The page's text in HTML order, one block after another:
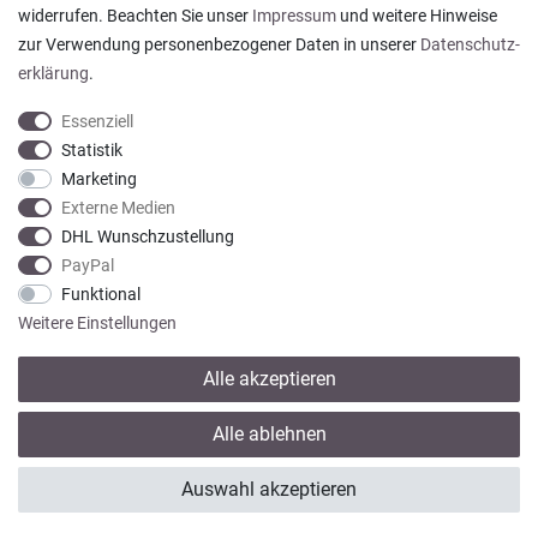
Datum der Veröffentlichung: 05.08.2026
Datum der Kauferfahrung: 29.07.2026
922 Bewertungen
widerrufen. Beachten Sie unser Impressum und weitere Hinweise
zur Verwendung personenbezogener Daten in unserer Daten­schutz­
erklärung.
Essenziell
Statistik
Marketing
Externe Medien
DHL Wunschzustellung
PayPal
Funktional
Weitere Einstellungen
Alle akzeptieren
Alle ablehnen
Auswahl akzeptieren
* Alle Preise verstehen sich inkl. gesetzl. MwSt. zzgl.
© copyright 2013-2026 Wohntextilien4You GmbH / Alle Rechte vorbehalten /